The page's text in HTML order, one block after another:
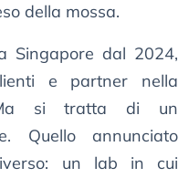
della mossa.
Singapore dal 2024,
e partner nella
Ma si tratta di un
Quello annunciato
un lab in cui